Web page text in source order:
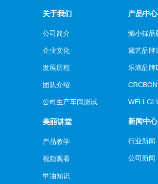
关于我们
公司简介
企业文化
发展历程
团队介绍
公司生产车间测试
美丽讲堂
产品教学
视频观看
甲油知识
产品中心
懒小蝶品
黛艺品牌
乐滴品牌
新闻中心
行业新闻
公司新闻